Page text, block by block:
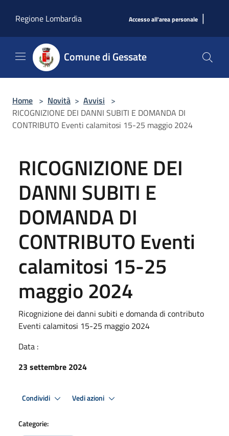
Regione Lombardia
Accesso all'area personale |
Comune di Gessate
Home > Novità > Avvisi >
RICOGNIZIONE DEI DANNI SUBITI E DOMANDA DI
CONTRIBUTO Eventi calamitosi 15-25 maggio 2024
RICOGNIZIONE DEI
DANNI SUBITI E
DOMANDA DI
CONTRIBUTO Eventi
calamitosi 15-25
maggio 2024
Ricognizione dei danni subiti e domanda di contributo
Eventi calamitosi 15-25 maggio 2024
Data :
23 settembre 2024
Condividi Vedi azioni
Categorie: